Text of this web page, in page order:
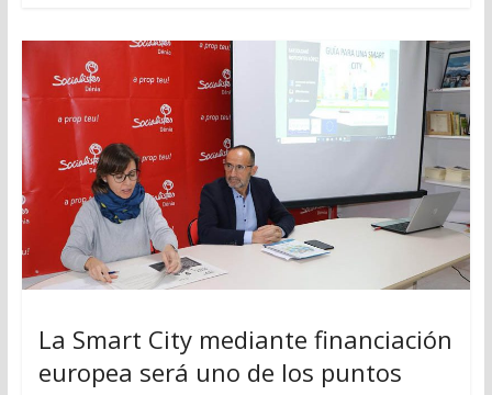
La Smart City mediante financiación
europea será uno de los puntos